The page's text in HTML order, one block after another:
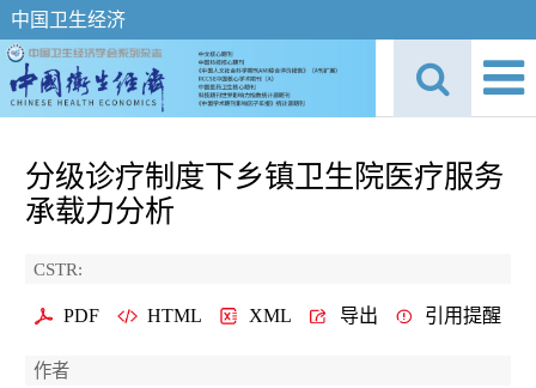
中国卫生经济
分级诊疗制度下乡镇卫生院医疗服务
承载力分析
CSTR:
PDF HTML XML 导出 引用提醒
作者